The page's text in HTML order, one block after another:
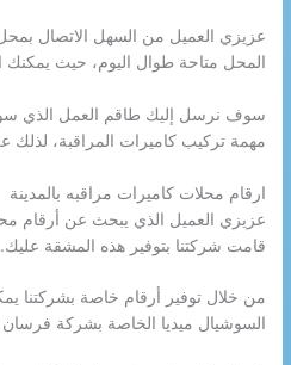
عزيزي العميل من السهل الاتصال بمحل
المحل متاحة طوال اليوم، حيث
سوف نرسل إليك طاقم العمل الذي
مهمة تركيب كاميرات المراقبة، لذلك
ارقام محلات كاميرات مراقبه بالمدينة
عزيزي العميل الذي يبحث عن أرقام
قامت شركتنا بتوفير هذه المشقة عليك.
من خلال توفير أرقام خاصة بشركتنا
السوشيال ميديا الخاصة بشركة فرسان